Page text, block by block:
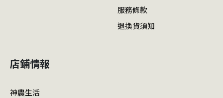
服務條款
退換貨須知
店鋪情報
神農生活